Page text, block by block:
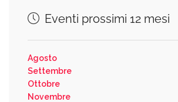
Eventi prossimi 12 mesi
Agosto
Settembre
Ottobre
Novembre